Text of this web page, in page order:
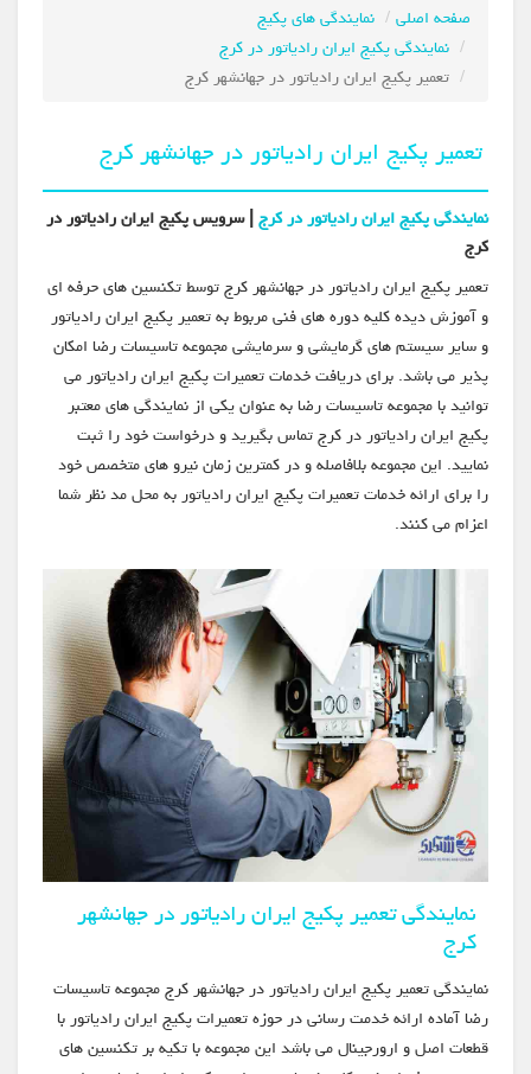
صفحه اصلی
نمایندگی های پکیج
نمایندگی پکیج ایران رادیاتور در کرج
تعمیر پکیج ایران رادیاتور در جهانشهر کرج
تعمیر پکیج ایران رادیاتور در جهانشهر کرج
نمایندگی پکیج ایران رادیاتور در کرج| سرویس پکیج ایران رادیاتور در
کرج
تعمیر پکیج ایران رادیاتور در جهانشهر کرج توسط تکنسین های حرفه ای
و آموزش دیده کلیه دوره های فنی مربوط به تعمیر پکیج ایران رادیاتور
و سایر سیستم های گرمایشی و سرمایشی مجموعه تاسیسات رضا امکان
پذیر می باشد. برای دریافت خدمات تعمیرات پکیج ایران رادیاتور می
توانید با مجموعه تاسیسات رضا به عنوان یکی از نمایندگی های معتبر
پکیج ایران رادیاتور در کرج تماس بگیرید و درخواست خود را ثبت
نمایید. این مجموعه بلافاصله و در کمترین زمان نیرو های متخصص خود
را برای ارائه خدمات تعمیرات پکیج ایران رادیاتور به محل مد نظر شما
اعزام می کنند.
نمایندگی تعمیر پکیج ایران رادیاتور در جهانشهر
کرج
نمایندگی تعمیر پکیج ایران رادیاتور در جهانشهر کرج مجموعه تاسیسات
رضا آماده ارائه خدمت رسانی در حوزه تعمیرات پکیج ایران رادیاتور با
قطعات اصل و ارورجینال می باشد این مجموعه با تکیه بر تکنسین های